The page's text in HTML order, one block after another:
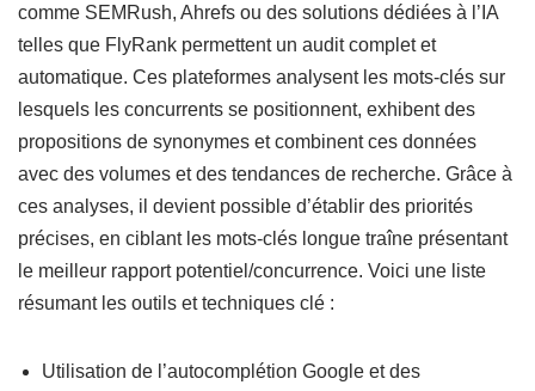
comme SEMRush, Ahrefs ou des solutions dédiées à l’IA
telles que FlyRank permettent un audit complet et
automatique. Ces plateformes analysent les mots-clés sur
lesquels les concurrents se positionnent, exhibent des
propositions de synonymes et combinent ces données
avec des volumes et des tendances de recherche. Grâce à
ces analyses, il devient possible d’établir des priorités
précises, en ciblant les mots-clés longue traîne présentant
le meilleur rapport potentiel/concurrence. Voici une liste
résumant les outils et techniques clé :
Utilisation de l’autocomplétion Google et des